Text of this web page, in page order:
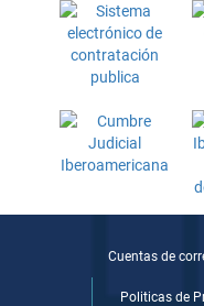
Cuentas de
Politicas de